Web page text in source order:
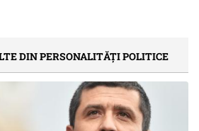
DIN PERSONALITĂȚI POLITICE